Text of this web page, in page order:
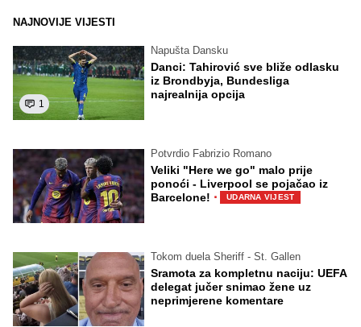
NAJNOVIJE VIJESTI
1
Napušta Dansku
Danci: Tahirović sve bliže odlasku
iz Brondbyja, Bundesliga
najrealnija opcija
Potvrdio Fabrizio Romano
Veliki "Here we go" malo prije
ponoći - Liverpool se pojačao iz
Barcelone! · UDARNA VIJEST
Tokom duela Sheriff - St. Gallen
Sramota za kompletnu naciju: UEFA
delegat jučer snimao žene uz
neprimjerene komentare